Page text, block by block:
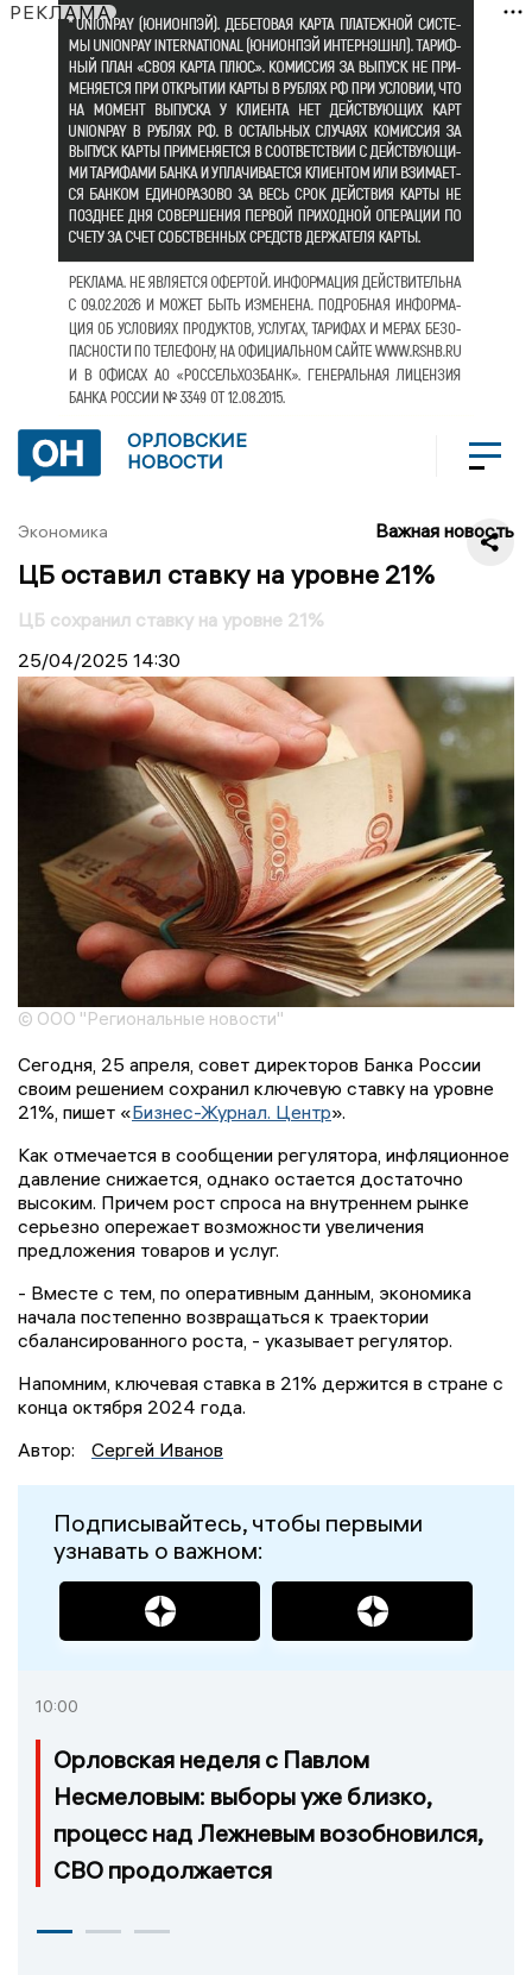
РЕКЛАМА
ОРЛОВСКИЕ
НОВОСТИ
Экономика Важная новость
ЦБ оставил ставку на уровне 21%
ЦБ сохранил ставку на уровне 21%
25/04/2025 14:30
© ООО "Региональные новости"
Сегодня, 25 апреля, совет директоров Банка России
своим решением сохранил ключевую ставку на уровне
21%, пишет «Бизнес-Журнал. Центр».
Как отмечается в сообщении регулятора, инфляционное
давление снижается, однако остается достаточно
высоким. Причем рост спроса на внутреннем рынке
серьезно опережает возможности увеличения
предложения товаров и услуг.
- Вместе с тем, по оперативным данным, экономика
начала постепенно возвращаться к траектории
сбалансированного роста, - указывает регулятор.
Напомним, ключевая ставка в 21% держится в стране с
конца октября 2024 года.
Автор:
Сергей Иванов
Подписывайтесь, чтобы первыми
узнавать о важном:
10:00
Орловская неделя с Павлом
Несмеловым: выборы уже близко,
процесс над Лежневым возобновился,
СВО продолжается